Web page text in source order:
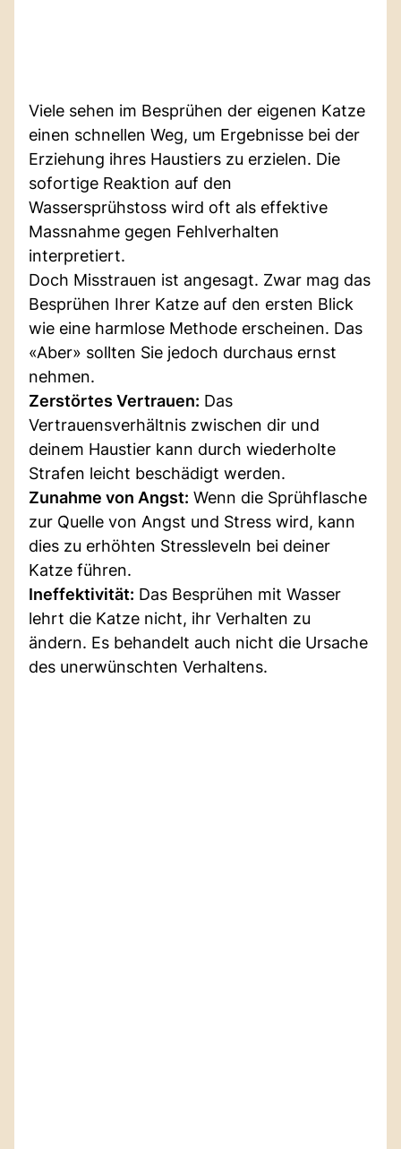
Viele sehen im Besprühen der eigenen Katze
einen schnellen Weg, um Ergebnisse bei der
Erziehung ihres Haustiers zu erzielen. Die
sofortige Reaktion auf den
Wassersprühstoss wird oft als effektive
Massnahme gegen Fehlverhalten
interpretiert.
Doch Misstrauen ist angesagt. Zwar mag das
Besprühen Ihrer Katze auf den ersten Blick
wie eine harmlose Methode erscheinen. Das
«Aber» sollten Sie jedoch durchaus ernst
nehmen.
Zerstörtes Vertrauen: Das
Vertrauensverhältnis zwischen dir und
deinem Haustier kann durch wiederholte
Strafen leicht beschädigt werden.
Zunahme von Angst: Wenn die Sprühflasche
zur Quelle von Angst und Stress wird, kann
dies zu erhöhten Stressleveln bei deiner
Katze führen.
Ineffektivität: Das Besprühen mit Wasser
lehrt die Katze nicht, ihr Verhalten zu
ändern. Es behandelt auch nicht die Ursache
des unerwünschten Verhaltens.